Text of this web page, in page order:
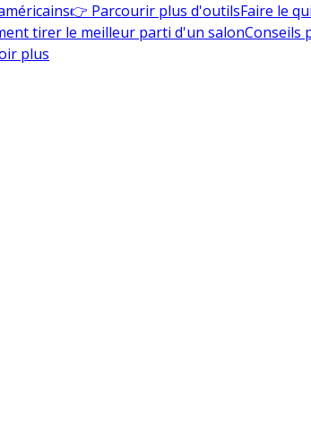
👉 Parcourir plus d'outilsFaire le
tirer le meilleur parti d'un salonConseils
plus